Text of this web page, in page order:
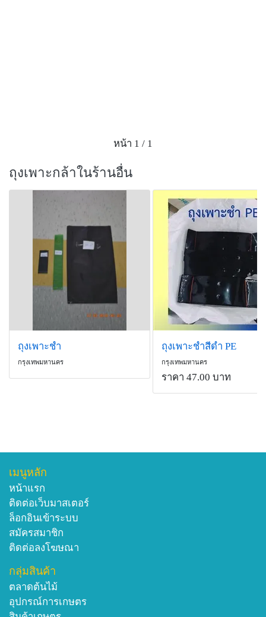
หน้า 1 / 1
ถุงเพาะกล้าในร้านอื่น
ถุงเพาะชำ
กรุงเทพมหานคร
ถุงเพาะชำสีดำ PE
กรุงเทพมหานคร
ราคา 47.00 บาท
เมนูหลัก
หน้าแรก
ติดต่อเว็บมาสเตอร์
ล็อกอินเข้าระบบ
สมัครสมาชิก
ติดต่อลงโฆษณา
กลุ่มสินค้า
ตลาดต้นไม้
อุปกรณ์การเกษตร